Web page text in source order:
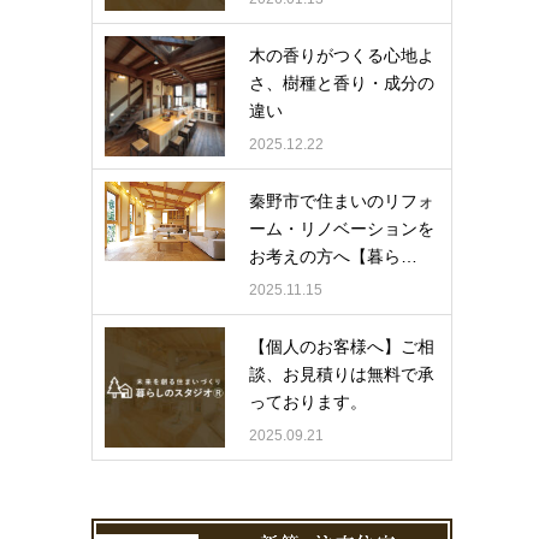
木の香りがつくる心地よ
さ、樹種と香り・成分の
違い
2025.12.22
秦野市で住まいのリフォ
ーム・リノベーションを
お考えの方へ【暮ら…
2025.11.15
【個人のお客様へ】ご相
談、お見積りは無料で承
っております。
2025.09.21